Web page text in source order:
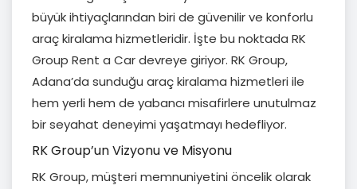
büyük ihtiyaçlarından biri de güvenilir ve konforlu
araç kiralama hizmetleridir. İşte bu noktada RK
Group Rent a Car devreye giriyor. RK Group,
Adana’da sunduğu araç kiralama hizmetleri ile
hem yerli hem de yabancı misafirlere unutulmaz
bir seyahat deneyimi yaşatmayı hedefliyor.
RK Group’un Vizyonu ve Misyonu
RK Group, müşteri memnuniyetini öncelik olarak